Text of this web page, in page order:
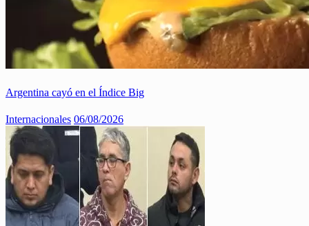
Argentina cayó en el Índice Big
Internacionales 06/08/2026